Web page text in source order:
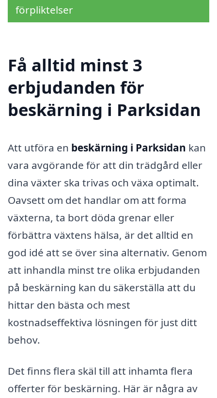
förpliktelser
Få alltid minst 3
erbjudanden för
beskärning i Parksidan
Att utföra en beskärning i Parksidan kan
vara avgörande för att din trädgård eller
dina växter ska trivas och växa optimalt.
Oavsett om det handlar om att forma
växterna, ta bort döda grenar eller
förbättra växtens hälsa, är det alltid en
god idé att se över sina alternativ. Genom
att inhandla minst tre olika erbjudanden
på beskärning kan du säkerställa att du
hittar den bästa och mest
kostnadseffektiva lösningen för just ditt
behov.
Det finns flera skäl till att inhamta flera
offerter för beskärning. Här är några av